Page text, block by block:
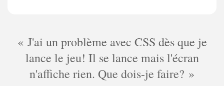
J'ai un problème avec CSS dès que je
lance le jeu! Il se lance mais l'écran
n'affiche rien. Que dois-je faire?